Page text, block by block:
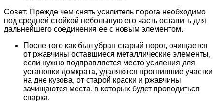
Совет: Прежде чем снять усилитель порога необходимо
под средней стойкой небольшую его часть оставить для
дальнейшего соединения ее с новым элементом.
После того как был убран старый порог, очищается
от ржавчины оставшиеся металлические элементы,
если нужно подправляется место усиления для
установки домкрата, удаляются прогнившие участки
на дне кузова, от старой краски и ржавчины
зачищаются места, в которых будет проводиться
сварка.